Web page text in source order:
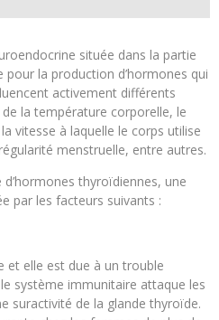
située dans la partie
la production d’hormones qui
activement différents
la température corporelle, le
vitesse à laquelle le corps utilise
menstruelle, entre autres.
thyroïdiennes, une
par les facteurs suivants :
et elle est due à un trouble
système immunitaire attaque les
suractivité de la glande thyroïde.